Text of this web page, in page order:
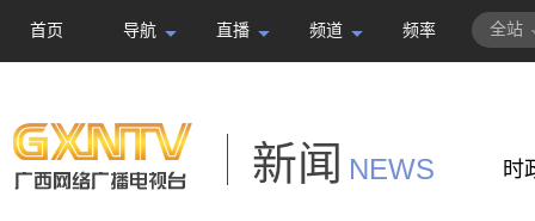
首页 导航 直播 频道 频率 全站
新闻 NEWS 时